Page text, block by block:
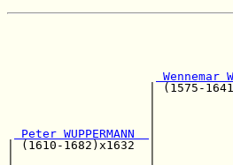
Wennemar
Peter WUPPERMANN
| (1610-